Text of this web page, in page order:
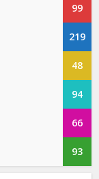
99
219
48
94
66
93